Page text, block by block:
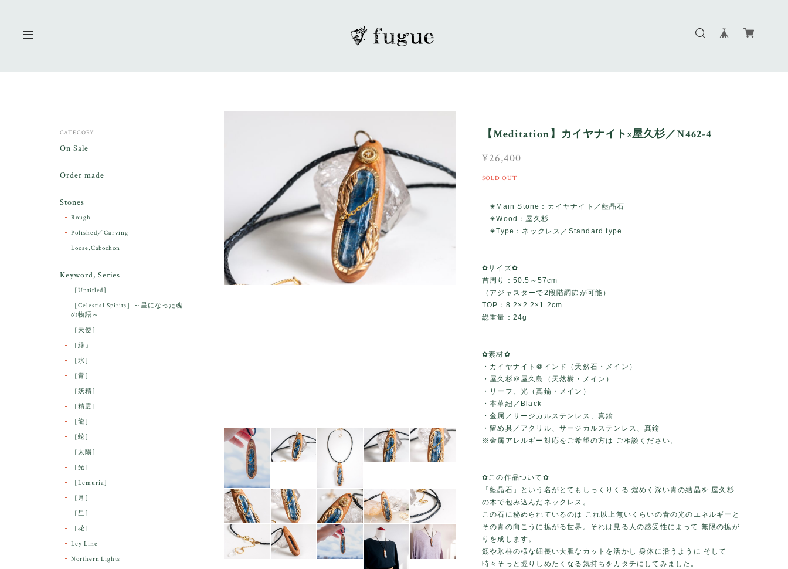
【Meditation】カイヤナイト×屋久杉／N462-4
¥26,400
SOLD OUT
✬Main Stone：カイヤナイト／藍晶石
✬Wood：屋久杉
✬Type：ネックレス／Standard type
✿サイズ✿
首周り：50.5～57cm
（アジャスターで2段階調節が可能）
TOP：8.2×2.2×1.2cm
総重量：24g
✿素材✿
・カイヤナイト＠インド（天然石・メイン）
・屋久杉＠屋久島（天然樹・メイン）
・リーフ、光（真鍮・メイン）
・本革紐／Black
・金属／サージカルステンレス、真鍮
・留め具／アクリル、サージカルステンレス、真鍮
※金属アレルギー対応をご希望の方は ご相談ください。
✿この作品ついて✿
「藍晶石」という名がとてもしっくりくる 煌めく深い青の結晶を 屋久杉
の木で包み込んだネックレス。
この石に秘められているのは これ以上無いくらいの青の光のエネルギーと
その青の向こうに拡がる世界。それは見る人の感受性によって 無限の拡が
りを成します。
劔や氷柱の様な細長い大胆なカットを活かし 身体に沿うように そして
時々そっと握りしめたくなる気持ちをカタチにしてみました。
CATEGORY
On Sale
Order made
Stones
Rough
Polished／Carving
Loose,Cabochon
Keyword, Series
［Untitled］
［Celestial Spirits］～星になった魂
の物語～
［天使］
［緑」
［水］
［青］
［妖精］
［精霊］
［龍］
［蛇］
［太陽］
［光］
［Lemuria］
［月］
［星］
［花］
Ley Line
Northern Lights